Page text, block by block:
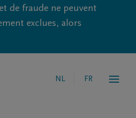
de fraude ne peuvent
exclues, alors
NL FR